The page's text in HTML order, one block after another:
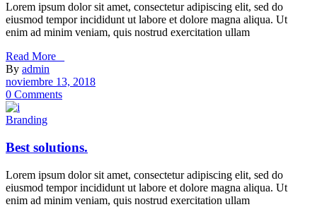
Lorem ipsum dolor sit amet, consectetur adipiscing elit, sed do
eiusmod tempor incididunt ut labore et dolore magna aliqua. Ut
enim ad minim veniam, quis nostrud exercitation ullam
Read More _
By admin
noviembre 13, 2018
0 Comments
Branding
Best solutions.
Lorem ipsum dolor sit amet, consectetur adipiscing elit, sed do
eiusmod tempor incididunt ut labore et dolore magna aliqua. Ut
enim ad minim veniam, quis nostrud exercitation ullam